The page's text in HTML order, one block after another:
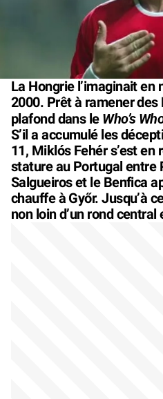
La Hongrie l’imaginait
2000. Prêt à ramener
plafond dans le Who’s
S’il a accumulé les
11, Miklós Fehér s’est en
stature au Portugal entre
Salgueiros et le Benfica
chauffe à Győr. Jusqu’à
non loin d’un rond central